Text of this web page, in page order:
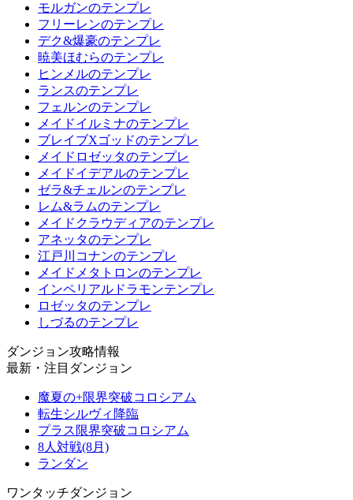
モルガンのテンプレ
フリーレンのテンプレ
デク&爆豪のテンプレ
暁美ほむらのテンプレ
ヒンメルのテンプレ
ランスのテンプレ
フェルンのテンプレ
メイドイルミナのテンプレ
ブレイブXゴッドのテンプレ
メイドロゼッタのテンプレ
メイドイデアルのテンプレ
ゼラ&チェルンのテンプレ
レム&ラムのテンプレ
メイドクラウディアのテンプレ
アネッタのテンプレ
江戸川コナンのテンプレ
メイドメタトロンのテンプレ
インペリアルドラモンテンプレ
ロゼッタのテンプレ
しづるのテンプレ
ダンジョン攻略情報
最新・注目ダンジョン
魔夏の+限界突破コロシアム
転生シルヴィ降臨
プラス限界突破コロシアム
8人対戦(8月)
ランダン
ワンタッチダンジョン